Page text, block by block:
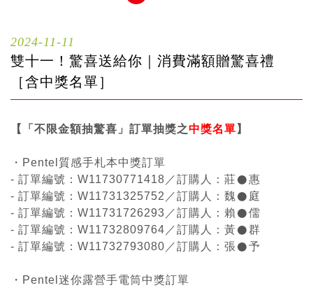
水性筆
油性筆
修正系列
畫材
2024-11-11
雙十一！驚喜送給你｜消費滿額贈驚喜禮
［含中獎名單］
【「不限金額抽驚喜」訂單抽獎之中獎名單 】
・Pentel質感手札本中獎訂單
- 訂單編號：W11730771418／訂購人：莊𒊹惠
- 訂單編號：W11731325752／訂購人：魏𒊹庭
- 訂單編號：W11731726293／訂購人：賴𒊹儒
- 訂單編號：W11732809764／訂購人：黃𒊹群
- 訂單編號：W11732793080／訂購人：張𒊹予
・Pentel迷你露營手電筒中獎訂單